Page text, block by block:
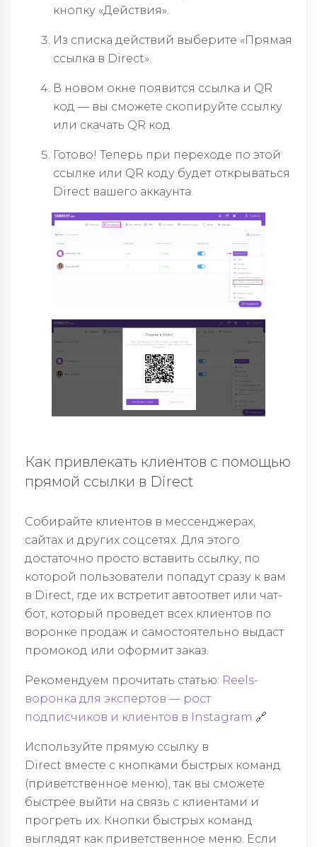
кнопку «Действия».
Из списка действий выберите «Прямая
ссылка в Direct».
В новом окне появится ссылка и QR
код — вы сможете скопируйте ссылку
или скачать QR код.
Готово! Теперь при переходе по этой
ссылке или QR коду будет открываться
Direct вашего аккаунта.
Как привлекать клиентов с помощью
прямой ссылки в Direct
Собирайте клиентов в мессенджерах,
сайтах и других соцсетях. Для этого
достаточно просто вставить ссылку, по
которой пользователи попадут сразу к вам
в Direct , где их встретит автоответ или чат-
бот, который проведет всех клиентов по
воронке продаж и самостоятельно выдаст
промокод или оформит заказ.
Рекомендуем прочитать статью: Reels-
воронка для экспертов — рост
подписчиков и клиентов в Instagram 🔗
Используйте прямую ссылку в
Direct вместе с кнопками быстрых команд
(приветственное меню), так вы сможете
быстрее выйти на связь с клиентами и
прогреть их. Кнопки быстрых команд
выглядят как приветственное меню. Если